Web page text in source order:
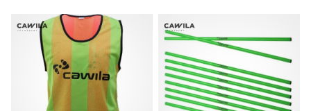
a
come
marchio
Ambassador.
Funzione
Terreno di gioco